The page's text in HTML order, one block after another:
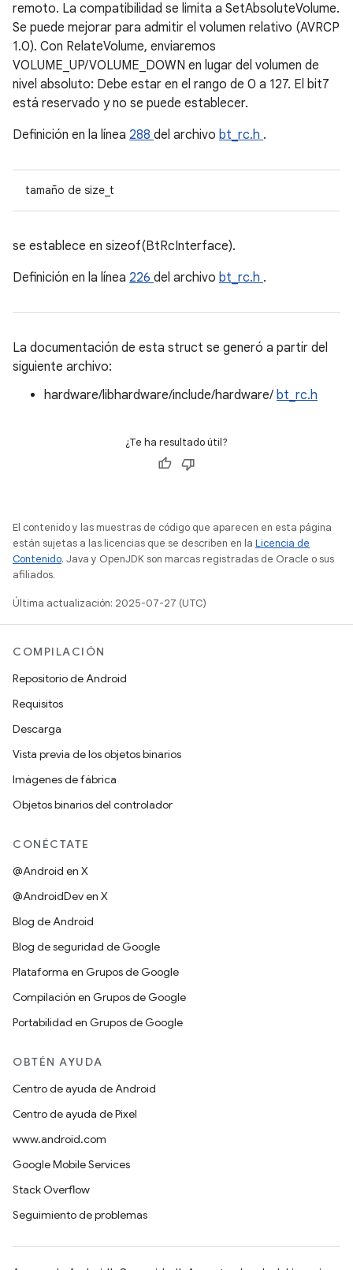
remoto. La compatibilidad se limita a SetAbsoluteVolume.
Se puede mejorar para admitir el volumen relativo (AVRCP
1.0). Con RelateVolume, enviaremos
VOLUME_UP/VOLUME_DOWN en lugar del volumen de
nivel absoluto: Debe estar en el rango de 0 a 127. El bit7
está reservado y no se puede establecer.
Definición en la línea 288 del archivo bt_rc.h .
tamaño de size_t
se establece en sizeof(BtRcInterface).
Definición en la línea 226 del archivo bt_rc.h .
La documentación de esta struct se generó a partir del
siguiente archivo:
hardware/libhardware/include/hardware/ bt_rc.h
¿Te ha resultado útil?
El contenido y las muestras de código que aparecen en esta página
están sujetas a las licencias que se describen en la Licencia de
Contenido. Java y OpenJDK son marcas registradas de Oracle o sus
afiliados.
Última actualización: 2025-07-27 (UTC)
COMPILACIÓN
Repositorio de Android
Requisitos
Descarga
Vista previa de los objetos binarios
Imágenes de fábrica
Objetos binarios del controlador
CONÉCTATE
@Android en X
@AndroidDev en X
Blog de Android
Blog de seguridad de Google
Plataforma en Grupos de Google
Compilación en Grupos de Google
Portabilidad en Grupos de Google
OBTÉN AYUDA
Centro de ayuda de Android
Centro de ayuda de Pixel
www.android.com
Google Mobile Services
Stack Overflow
Seguimiento de problemas